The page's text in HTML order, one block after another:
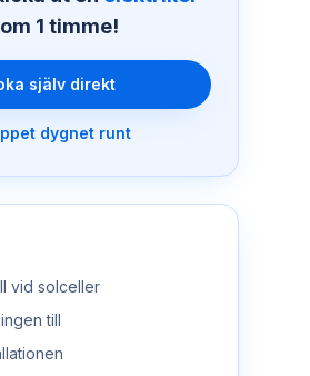
1 timme!
själv direkt
dygnet runt
vid solceller
till